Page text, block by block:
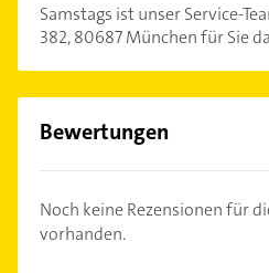
Samstags ist unser Service-
382, 80687 München für Sie
Bewertungen
Noch keine Rezensionen für
vorhanden.